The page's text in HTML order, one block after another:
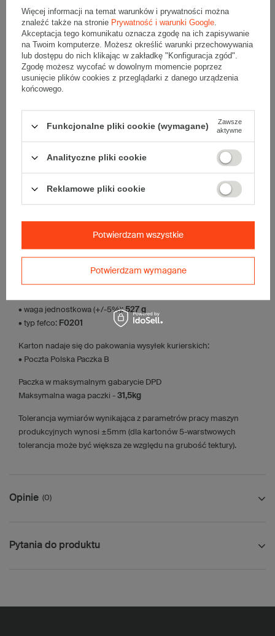
Opis produktu
Wymiary zewnętrzne: 1000x200x300mm (długość x szerokość
Opakowanie wykonane jest z tektury falistej 3-warstwowej, fala C
Wymiary:
3-warstwowa
• gramatura:450 g/m2
• waga jednostkowa (+/-5%):527 g
• typ fefco: F0201
Karton nadaje się do pakowania wysyłek kurierskich:
• Poczta Polska Paczka B
Paczka w maksymalnym gabarycie DPD
Maksymalna waga paczki - 31,5kg
Tolerancja wymiarów wynikająca z parametrów pracy maszyn
produkcyjnych wynosi ±5mm (dla kartonów 5-warstwowych
tolerancja może być większa ze względu na grubość tektury).
Opinie (0)
Pytania do produktu
Więcej informacji na temat warunków i prywatności można
znaleźć także na stronie Prywatność i warunki Google.
Akceptacja tego komunikatu oznacza zgodę na ich zapisywanie
na Twoim komputerze. Możesz określić warunki przechowywania
lub dostępu do nich klikając w zakładkę "Konfiguracja zgód".
Zgodę możesz wycofać w dowolnym momencie poprzez
usunięcie plików cookies z przeglądarki z danego urządzenia
końcowego.
Funkcjonalne pliki cookie (wymagane)
Zawsze
aktywne
Analityczne pliki cookie
Reklamowe pliki cookie
Potwierdzam wymagane
Potwierdzam wszystkie